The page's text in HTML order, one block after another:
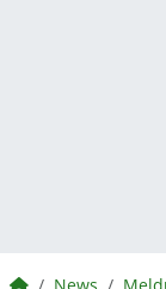
BörsenNEWS.de